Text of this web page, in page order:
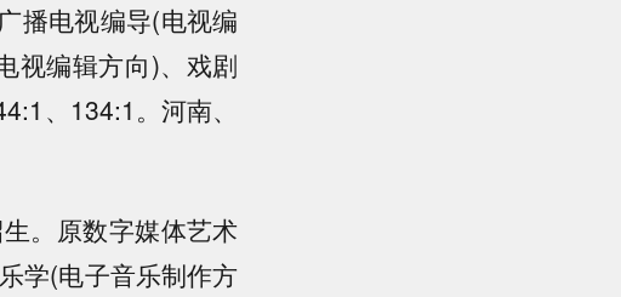
播电视编导(电视编
视编辑方向)、戏剧
、134:1。河南、
。原数字媒体艺术
学(电子音乐制作方